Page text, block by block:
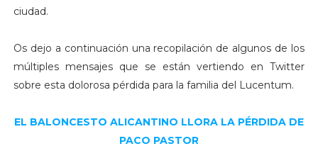
ciudad.
Os dejo a continuación una recopilación de algunos de los
múltiples mensajes que se están vertiendo en Twitter
sobre esta dolorosa pérdida para la familia del Lucentum.
EL BALONCESTO ALICANTINO LLORA LA PÉRDIDA DE
PACO PASTOR